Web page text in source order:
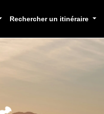
Rechercher un itinéraire